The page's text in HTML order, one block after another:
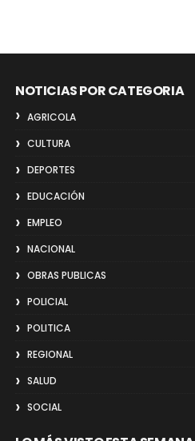
NOTICIAS POR CATEGORIA
AGRICOLA
CULTURA
DEPORTES
EDUCACIÓN
EMPLEO
NACIONAL
OBRAS PUBLICAS
POLICIAL
POLITICA
REGIONAL
SALUD
SOCIAL